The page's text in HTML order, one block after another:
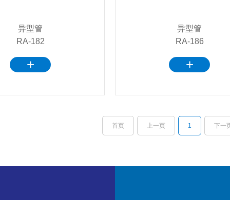
异型管
RA-182
+
异型管
RA-186
+
首页 上一页 1 下一